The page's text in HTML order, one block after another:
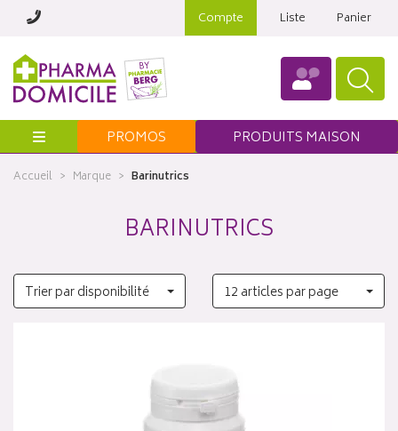
Compte Liste Panier
Menu PROMOS PRODUITS MAISON
Accueil Marque Barinutrics
BARINUTRICS
Trier par disponibilité 12 articles par page